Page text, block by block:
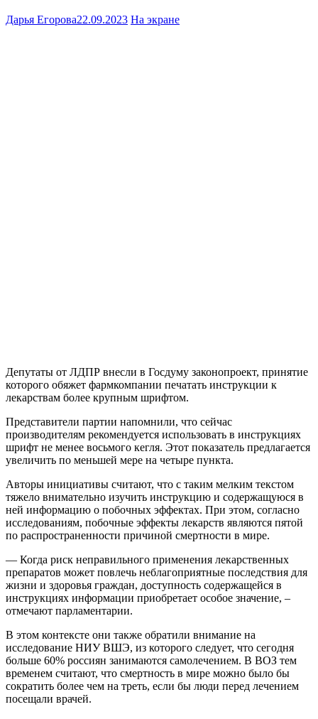
Дарья Егорова22.09.2023 На экране
Депутаты от ЛДПР внесли в Госдуму законопроект, принятие
которого обяжет фармкомпании печатать инструкции к
лекарствам более крупным шрифтом.
Представители партии напомнили, что сейчас
производителям рекомендуется использовать в инструкциях
шрифт не менее восьмого кегля. Этот показатель предлагается
увеличить по меньшей мере на четыре пункта.
Авторы инициативы считают, что с таким мелким текстом
тяжело внимательно изучить инструкцию и содержащуюся в
ней информацию о побочных эффектах. При этом, согласно
исследованиям, побочные эффекты лекарств являются пятой
по распространенности причиной смертности в мире.
— Когда риск неправильного применения лекарственных
препаратов может повлечь неблагоприятные последствия для
жизни и здоровья граждан, доступность содержащейся в
инструкциях информации приобретает особое значение, –
отмечают парламентарии.
В этом контексте они также обратили внимание на
исследование НИУ ВШЭ, из которого следует, что сегодня
больше 60% россиян занимаются самолечением. В ВОЗ тем
временем считают, что смертность в мире можно было бы
сократить более чем на треть, если бы люди перед лечением
посещали врачей.